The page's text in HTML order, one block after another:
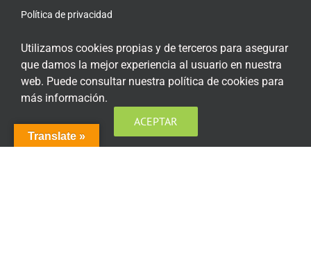
Política de privacidad
Política de cookies
Condiciones generales de contratación
Acceso plataforma de teleformación
Translate »
Utilizamos cookies propias y de terceros para asegurar
que damos la mejor experiencia al usuario en nuestra
web. Puede consultar nuestra política de cookies para
más información.
ACEPTAR